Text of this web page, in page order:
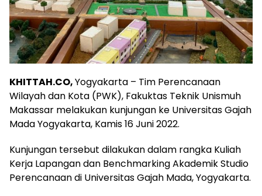
KHITTAH.CO,Yogyakarta – Tim Perencanaan
Wilayah dan Kota (PWK), Fakuktas Teknik Unismuh
Makassar melakukan kunjungan ke Universitas Gajah
Mada Yogyakarta, Kamis 16 Juni 2022.
Kunjungan tersebut dilakukan dalam rangka Kuliah
Kerja Lapangan dan Benchmarking Akademik Studio
Perencanaan di Universitas Gajah Mada, Yogyakarta.